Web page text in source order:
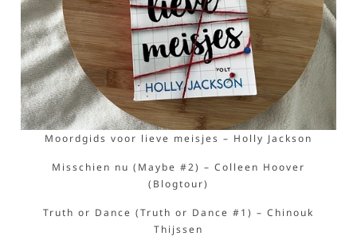
Moordgids voor lieve meisjes – Holly Jackson
Misschien nu (Maybe #2) – Colleen Hoover
(Blogtour)
Truth or Dance (Truth or Dance #1) – Chinouk
Thijssen